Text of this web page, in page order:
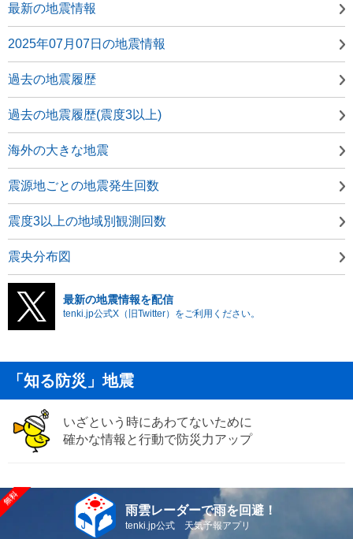
最新の地震情報
2025年07月07日の地震情報
過去の地震履歴
過去の地震履歴(震度3以上)
海外の大きな地震
震源地ごとの地震発生回数
震度3以上の地域別観測回数
震央分布図
最新の地震情報を配信
tenki.jp公式X（旧Twitter）をご利用ください。
「知る防災」地震
いざという時にあわてないために
確かな情報と行動で防災力アップ
雨雲レーダーで雨を回避！
tenki.jp公式 天気予報アプリ